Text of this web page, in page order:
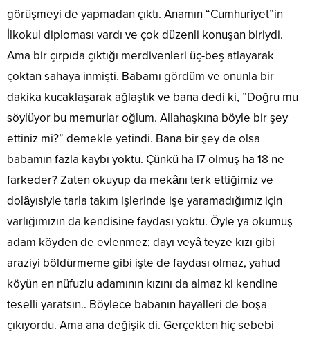
görüşmeyi de yapmadan çıktı. Anamın “Cumhuriyet”in
İlkokul diploması vardı ve çok düzenli konuşan biriydi.
Ama bir çırpıda çıktığı merdivenleri üç-beş atlayarak
çoktan sahaya inmişti. Babamı gördüm ve onunla bir
dakika kucaklaşarak ağlaştık ve bana dedi ki, ”Doğru mu
söylüyor bu memurlar oğlum. Allahaşkına böyle bir şey
ettiniz mi?” demekle yetindi. Bana bir şey de olsa
babamın fazla kaybı yoktu. Çünkü ha l7 olmuş ha 18 ne
farkeder? Zaten okuyup da mekânı terk ettiğimiz ve
dolâyısiyle tarla takım işlerinde işe yaramadığımız için
varlığımızın da kendisine faydası yoktu. Öyle ya okumuş
adam köyden de evlenmez; dayı veyâ teyze kızı gibi
araziyi böldürmeme gibi işte de faydası olmaz, yahud
köyün en nüfuzlu adamının kızını da almaz ki kendine
teselli yaratsın.. Böylece babanın hayalleri de boşa
çıkıyordu. Ama ana değişik di. Gerçekten hiç sebebi